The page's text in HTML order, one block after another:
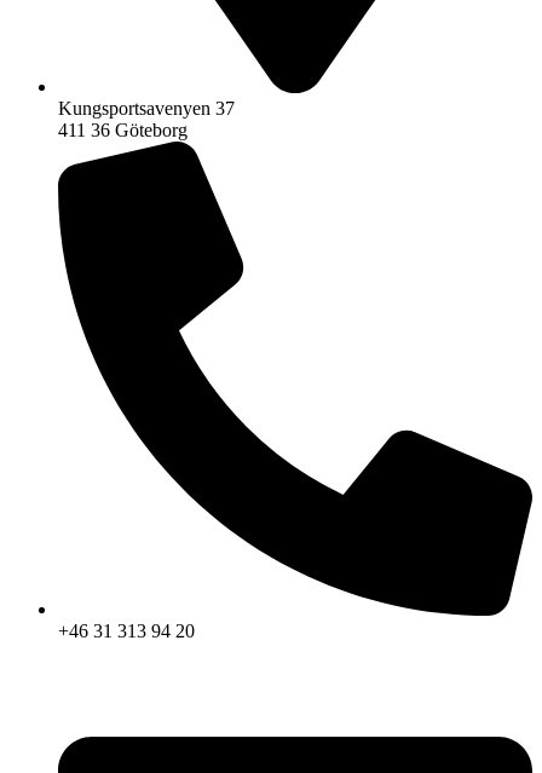
Kungsportsavenyen 37
411 36 Göteborg
+46 31 313 94 20